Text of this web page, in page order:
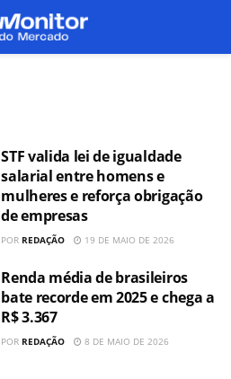
STF valida lei de igualdade
salarial entre homens e
mulheres e reforça obrigação
de empresas
POR REDAÇÃO 19 DE MAIO DE 2026
Renda média de brasileiros
bate recorde em 2025 e chega a
R$ 3.367
POR REDAÇÃO 8 DE MAIO DE 2026